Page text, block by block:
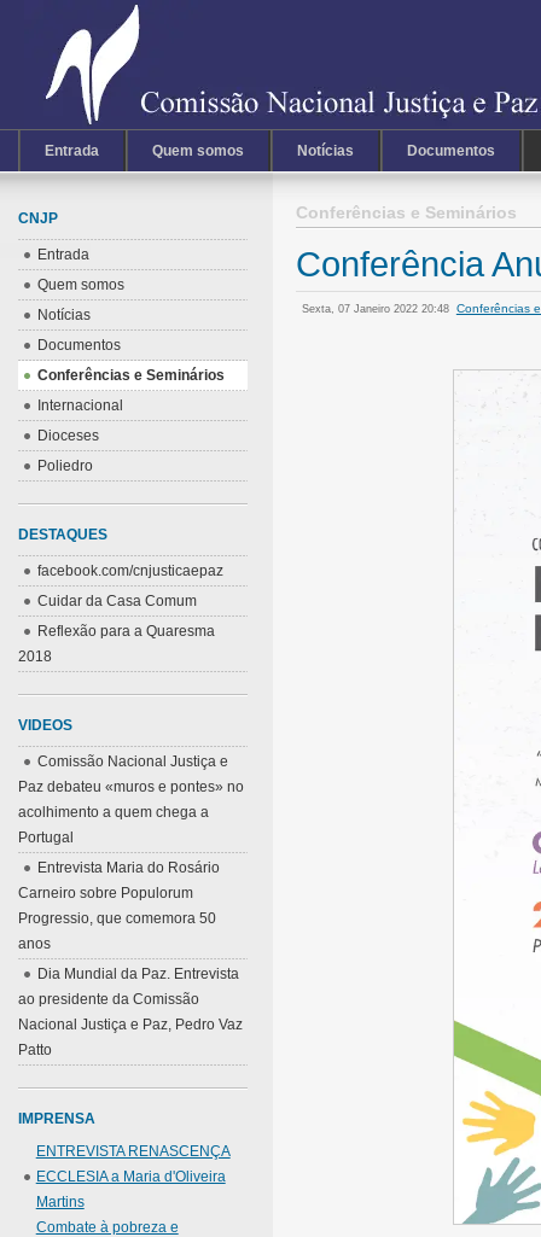
Entrada Quem somos Notícias Documentos
Conferências e Seminários
Conferência
Sexta, 07 Janeiro 2022 20:48 Conferências
CNJP
Entrada
Quem somos
Notícias
Documentos
Conferências e Seminários
Internacional
Dioceses
Poliedro
DESTAQUES
facebook.com/cnjusticaepaz
Cuidar da Casa Comum
Reflexão para a Quaresma
2018
VIDEOS
Comissão Nacional Justiça e
Paz debateu «muros e pontes» no
acolhimento a quem chega a
Portugal
Entrevista Maria do Rosário
Carneiro sobre Populorum
Progressio, que comemora 50
anos
Dia Mundial da Paz. Entrevista
ao presidente da Comissão
Nacional Justiça e Paz, Pedro Vaz
Patto
IMPRENSA
ENTREVISTA RENASCENÇA
ECCLESIA a Maria d'Oliveira
Martins
Combate à pobreza e